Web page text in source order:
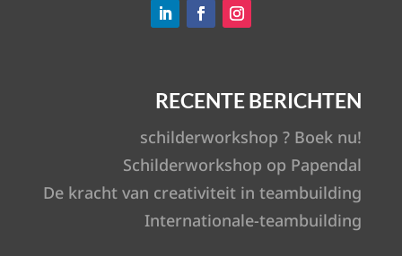
RECENTE BERICHTEN
schilderworkshop ? Boek nu!
Schilderworkshop op Papendal
De kracht van creativiteit in teambuilding
Internationale-teambuilding